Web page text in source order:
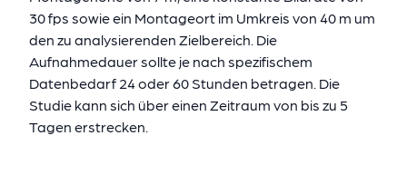
30 fps sowie ein Montageort im Umkreis von 40 m um
den zu analysierenden Zielbereich. Die
Aufnahmedauer sollte je nach spezifischem
Datenbedarf 24 oder 60 Stunden betragen. Die
Studie kann sich über einen Zeitraum von bis zu 5
Tagen erstrecken.